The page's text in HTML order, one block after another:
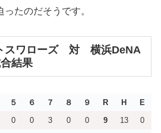
たのだそうです。
スワローズ 対 横浜DeNA
結果
５ ６ ７ ８ ９ R H E
0 0 3 0 0 9 13 0